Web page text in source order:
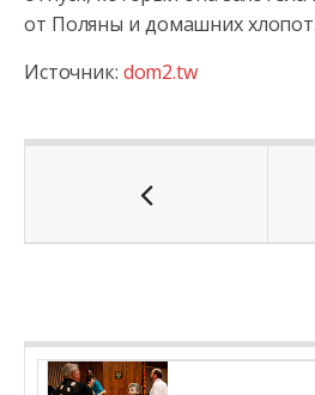
от Поляны и домашних хлопот.
Источник: dom2.tw